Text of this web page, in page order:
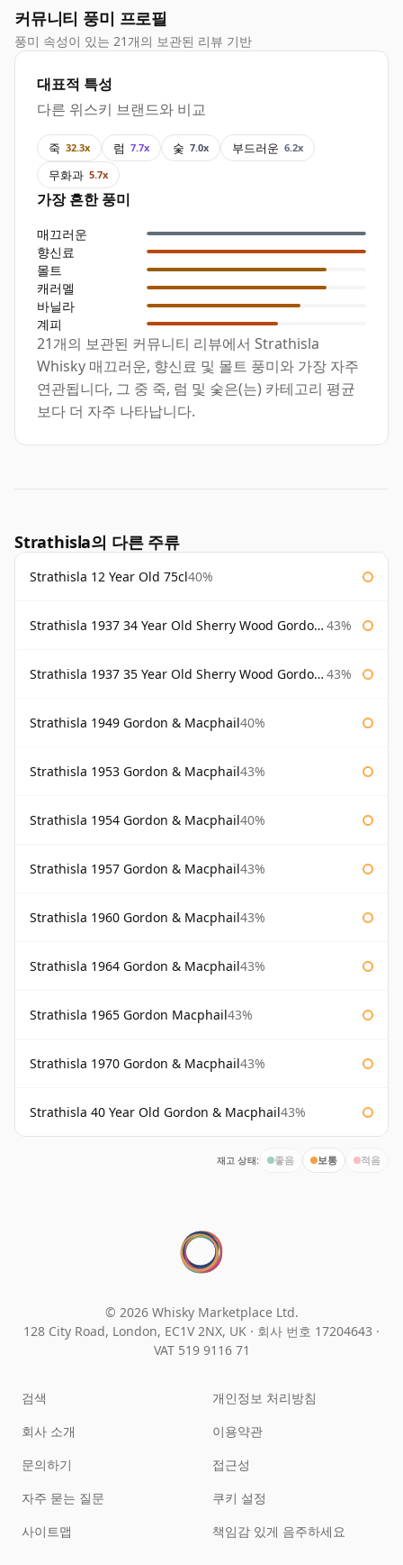
커뮤니티 풍미 프로필
풍미 속성이 있는 21개의 보관된 리뷰 기반
대표적 특성
다른 위스키 브랜드와 비교
죽 32.3x 럼 7.7x 숯 7.0x 부드러운 6.2x
무화과 5.7x
가장 흔한 풍미
매끄러운
향신료
몰트
캐러멜
바닐라
계피
21개의 보관된 커뮤니티 리뷰에서 Strathisla
Whisky 매끄러운, 향신료 및 몰트 풍미와 가장 자주
연관됩니다, 그 중 죽, 럼 및 숯은(는) 카테고리 평균
보다 더 자주 나타납니다.
Strathisla의 다른 주류
Strathisla 12 Year Old 75cl40%
Strathisla 1937 34 Year Old Sherry Wood Gordon & Macphail Connoisseurs Choice 43%
Strathisla 1937 35 Year Old Sherry Wood Gordon & Macphail Connoisseurs Choice 43%
Strathisla 1949 Gordon & Macphail40%
Strathisla 1953 Gordon & Macphail43%
Strathisla 1954 Gordon & Macphail40%
Strathisla 1957 Gordon & Macphail43%
Strathisla 1960 Gordon & Macphail43%
Strathisla 1964 Gordon & Macphail43%
Strathisla 1965 Gordon Macphail43%
Strathisla 1970 Gordon & Macphail43%
Strathisla 40 Year Old Gordon & Macphail43%
재고 상태: 좋음 보통 적음
© 2026 Whisky Marketplace Ltd.
128 City Road, London, EC1V 2NX, UK · 회사 번호 17204643 ·
VAT 519 9116 71
검색
회사 소개
문의하기
자주 묻는 질문
사이트맵
개인정보 처리방침
이용약관
접근성
쿠키 설정
책임감 있게 음주하세요